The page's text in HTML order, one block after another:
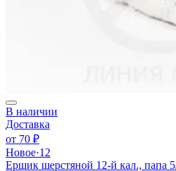
В наличии
Доставка
от 70 ₽
Новое·12
Ершик шерстяной 12-й кал., папа